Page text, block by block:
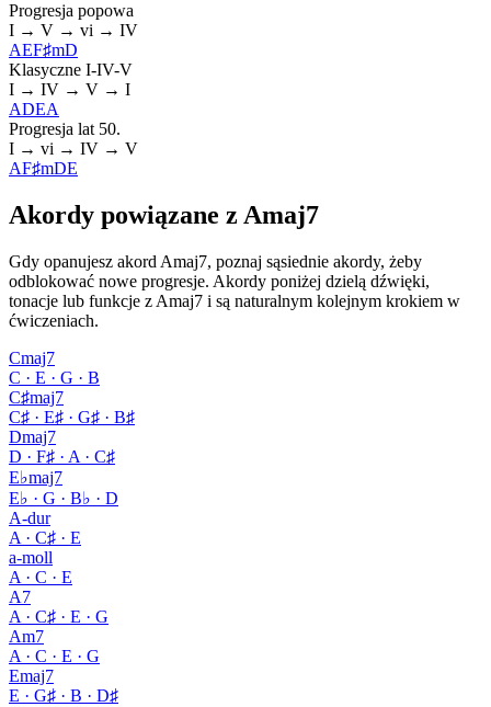
Progresja popowa
I → V → vi → IV
AEF♯mD
Klasyczne I-IV-V
I → IV → V → I
ADEA
Progresja lat 50.
I → vi → IV → V
AF♯mDE
Akordy powiązane z Amaj7
Gdy opanujesz akord Amaj7, poznaj sąsiednie akordy, żeby
odblokować nowe progresje. Akordy poniżej dzielą dźwięki,
tonacje lub funkcje z Amaj7 i są naturalnym kolejnym krokiem w
ćwiczeniach.
Cmaj7
C · E · G · B
C♯maj7
C♯ · E♯ · G♯ · B♯
Dmaj7
D · F♯ · A · C♯
E♭maj7
E♭ · G · B♭ · D
A-dur
A · C♯ · E
a-moll
A · C · E
A7
A · C♯ · E · G
Am7
A · C · E · G
Emaj7
E · G♯ · B · D♯